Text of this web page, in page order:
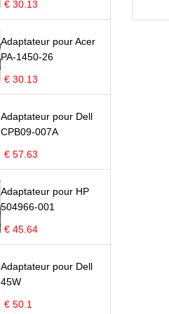
€ 30.13
Adaptateur pour Acer
PA-1450-26
€ 30.13
Adaptateur pour Dell
CPB09-007A
€ 57.63
Adaptateur pour HP
504966-001
€ 45.64
Adaptateur pour Dell
45W
€ 50.1